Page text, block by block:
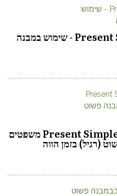
Present Simple (indefinite) - שימוש במבנה
Present Simple (Indefinite) Tense משפטים
(רגיל) בזמן הווה